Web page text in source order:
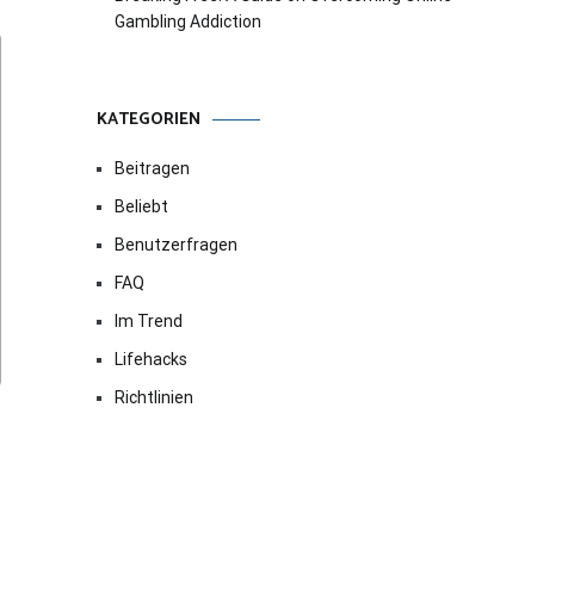
Gambling Addiction
KATEGORIEN
Beitragen
Beliebt
Benutzerfragen
FAQ
Im Trend
Lifehacks
Richtlinien